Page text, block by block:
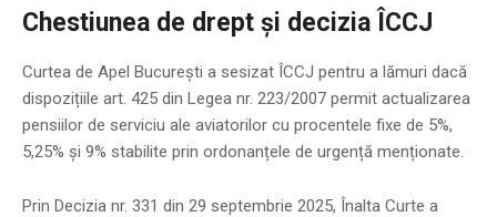
Chestiunea de drept și decizia ÎCCJ
Curtea de Apel București a sesizat ÎCCJ pentru a lămuri dacă
dispozițiile art. 425 din Legea nr. 223/2007 permit actualizarea
pensiilor de serviciu ale aviatorilor cu procentele fixe de 5%,
5,25% și 9% stabilite prin ordonanțele de urgență menționate.
Prin Decizia nr. 331 din 29 septembrie 2025, Înalta Curte a